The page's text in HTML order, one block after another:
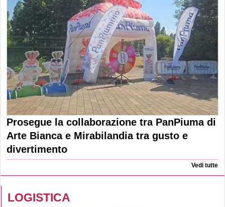
Prosegue la collaborazione tra PanPiuma di
Arte Bianca e Mirabilandia tra gusto e
divertimento
Vedi tutte
LOGISTICA